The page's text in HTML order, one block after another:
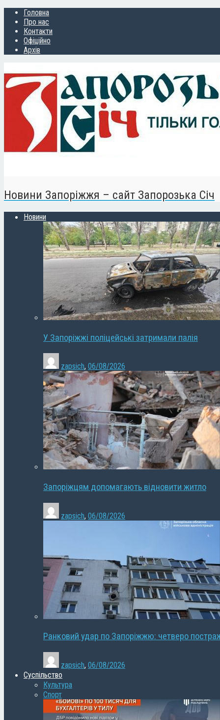
Головна
Про нас
Контакти
Офіційно
Архів
Новини Запоріжжя – сайт Запорозька Січ
Новини
У Запоріжжі поліцейські затримали палія
zapsich, 06/08/2026
Запоріжцям допомагають відновити житло
zapsich, 06/08/2026
Ранковий удар по Запоріжжю: четверо
zapsich, 06/08/2026
Суспільство
Культура
Спорт